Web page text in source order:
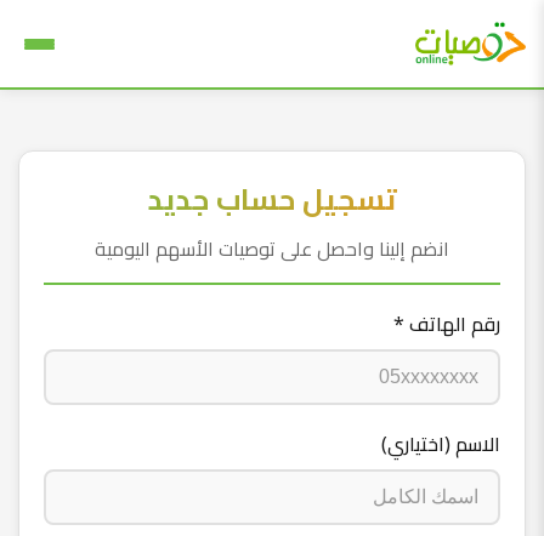
تسجيل حساب جديد
انضم إلينا واحصل على توصيات الأسهم اليومية
رقم الهاتف *
الاسم (اختياري)